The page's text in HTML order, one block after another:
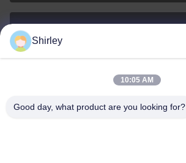
0086-18148506772
Shirley
10:05 AM
Good day, what product are you looking for?